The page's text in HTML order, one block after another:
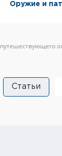
Оружие и
Статьи